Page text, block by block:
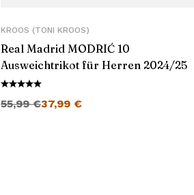
KROOS (TONI KROOS)
Real Madrid MODRIĆ 10
Ausweichtrikot für Herren 2024/25
55,99€37,99 €